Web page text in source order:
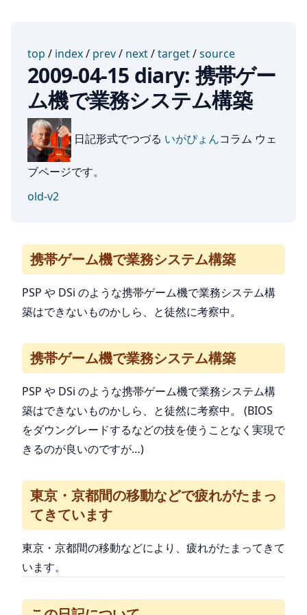
top / index/ prev/ next/target/source
2009-04-15 diary: 携帯ゲー
ム機で業務システム構築
日記形式でつづる いがぴょんコラム ウェ
ブページです。
old-v2
携帯ゲーム機で業務システム構築
PSP や DSi のような携帯ゲーム機で業務システム構
築はできないものかしら、と徒然に考察中。
携帯ゲーム機で業務システム構築
PSP や DSi のような携帯ゲーム機で業務システム構
築はできないものかしら、と徒然に考察中。 (BIOS
をダウングレードするなどの技を使うことなく実現で
きるのが良いのですが…)
東京・京都間の移動などで疲れがたまっ
てきています
東京・京都間の移動などにより、疲れがたまってきて
います。